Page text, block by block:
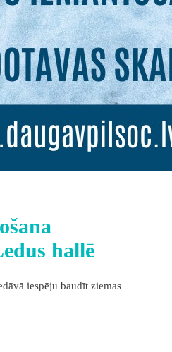
hallē
iespēju baudīt ziemas